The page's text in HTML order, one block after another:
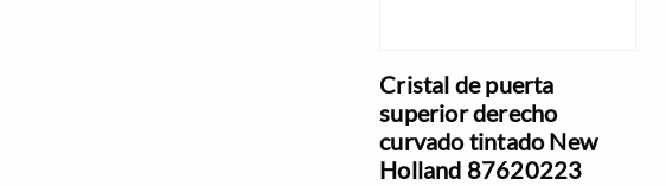
Cristal de puerta
superior derecho
curvado tintado New
Holland 87620223